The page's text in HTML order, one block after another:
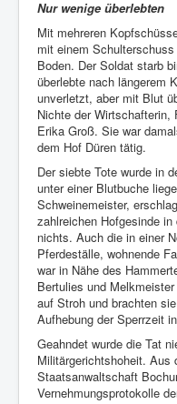
Nur wenige überlebten
Mit mehreren
mit einem
Boden. Der Soldat starb
überlebte nach längerem
unverletzt, aber mit Blut
Nichte der Wirtschafterin,
Erika Groß. Sie war
dem Hof Düren tätig.
Der siebte Tote wurde in
unter einer Blutbuche
Schweinemeister,
zahlreichen Hofgesinde
nichts. Auch die in einer
Pferdeställe, wohnende
war in Nähe des
Bertulies und
auf Stroh und brachten
Aufhebung der Sperrzeit
Geahndet wurde die Tat
Militärgerichtshoheit. Aus
Staatsanwaltschaft
Vernehmungsprotokolle